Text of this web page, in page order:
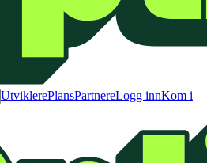
UtviklerePlansPartnereLogg innKom i